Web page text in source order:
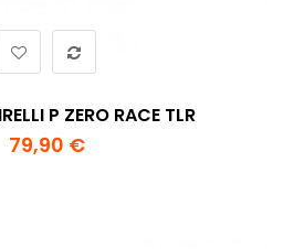
P ZERO RACE TLR
79,90 €